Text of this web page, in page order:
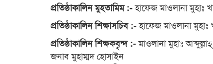
প্রতিষ্ঠাকালিন মুহতামিম :-হাফেজ মাওলানা মুহাঃ
প্রতিষ্ঠাকালিন শিক্ষাসচিব :-হাফেজ মাওলানা
প্রতিষ্ঠাকালিন শিক্ষকবৃন্দ :-মাওলানা মুহাঃ আব্দুল্লাহ্
জনাব মুহাম্মদ হোসাইন